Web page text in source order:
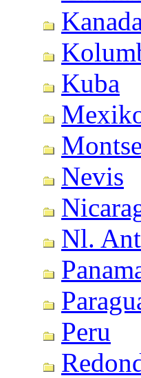
Kuba
Nevis
Nl.
Peru